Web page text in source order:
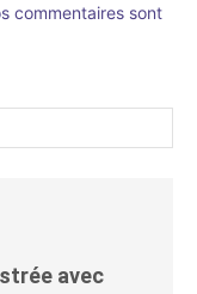
commentaires sont
avec